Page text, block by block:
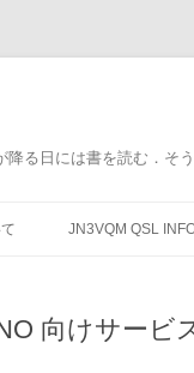
る日には書を読む．そ
JN3VQM QSL
向けサービ